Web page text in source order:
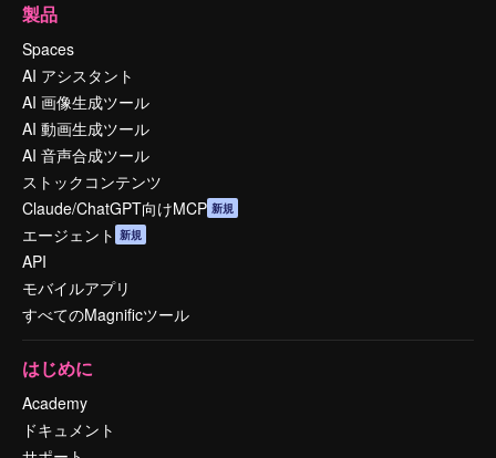
製品
Spaces
AI アシスタント
AI 画像生成ツール
AI 動画生成ツール
AI 音声合成ツール
ストックコンテンツ
Claude/ChatGPT向けMCP 新規
エージェント 新規
API
モバイルアプリ
すべてのMagnificツール
はじめに
Academy
ドキュメント